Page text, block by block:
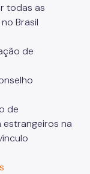
todas as
Brasil
de
de
na